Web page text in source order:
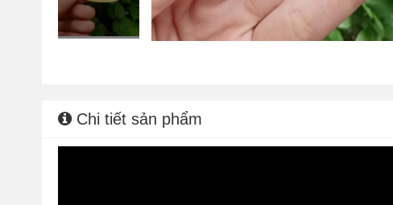
Chi tiết sản phẩm